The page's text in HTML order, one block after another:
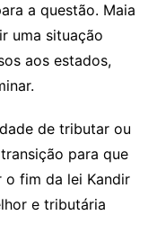
a questão. Maia
uma situação
aos estados,
de tributar ou
para que
o fim da lei Kandir
e tributária